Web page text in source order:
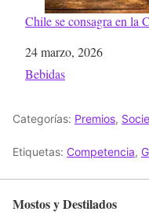
Chile se consagra en la
Fecha
24 marzo, 2026
Respecto a
Bebidas
Categorías: Premios,
Etiquetas: Competencia,
Mostos y Destilados